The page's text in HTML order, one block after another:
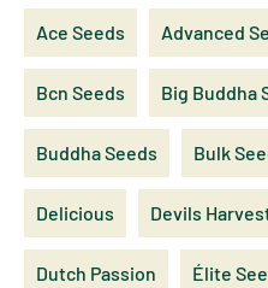
Ace Seeds Advanced
Bcn Seeds Big Buddha
Buddha Seeds Bulk
Delicious Devils
Dutch Passion Élite